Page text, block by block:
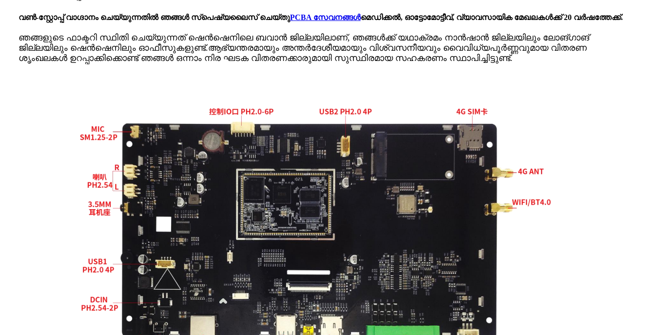
വൺ-സ്റ്റോപ്പ് വാഗ്ദാനം ചെയ്യുന്നതിൽ ഞങ്ങൾ സ്പെഷ്യലൈസ് ചെയ്തുPCBA സേവനങ്ങൾമെഡിക്കൽ, ഓട്ടോമോട്ടീവ്, വ്യാവസായിക മേഖലകൾക്ക് 20 വർഷത്തേക്ക്.
ഞങ്ങളുടെ ഫാക്ടറി സ്ഥിതി ചെയ്യുന്നത് ഷെൻഷെനിലെ ബവാൻ ജില്ലയിലാണ്, ഞങ്ങൾക്ക് യഥാക്രമം നാൻഷാൻ ജില്ലയിലും ലോങ്‌ഗാങ്
ജില്ലയിലും ഷെൻഷെനിലും ഓഫീസുകളുണ്ട്.ആഭ്യന്തരമായും അന്തർദേശീയമായും വിശ്വസനീയവും വൈവിധ്യപൂർണ്ണവുമായ വിതരണ
ശൃംഖലകൾ ഉറപ്പാക്കിക്കൊണ്ട് ഞങ്ങൾ ഒന്നാം നിര ഘടക വിതരണക്കാരുമായി സുസ്ഥിരമായ സഹകരണം സ്ഥാപിച്ചിട്ടുണ്ട്.